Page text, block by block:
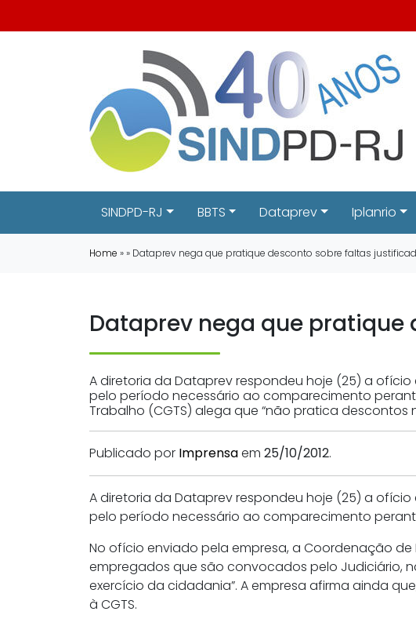
SINDPD-RJ BBTS Dataprev Iplanrio
Home » » Dataprev nega que pratique desconto sobre faltas
Dataprev nega que
A diretoria da Dataprev respondeu hoje (25) a
pelo período necessário ao comparecimento
Trabalho (CGTS) alega que “não pratica
Publicado por Imprensaem 25/10/2012.
A diretoria da Dataprev respondeu hoje (25) a
pelo período necessário ao comparecimento
No ofício enviado pela empresa, a Coordenação
empregados que são convocados pelo Judiciário,
exercício da cidadania”. A empresa afirma ainda
à CGTS.